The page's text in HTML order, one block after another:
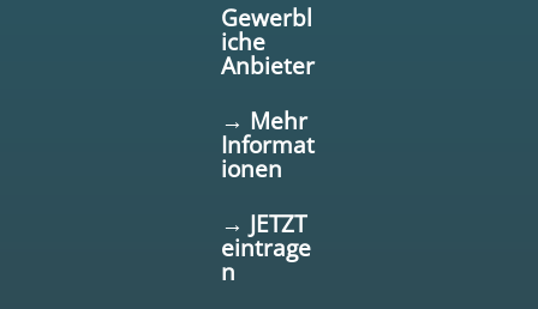
Gewerbl
iche
Anbieter
→ Mehr
Informat
ionen
→ JETZT
eintrage
n